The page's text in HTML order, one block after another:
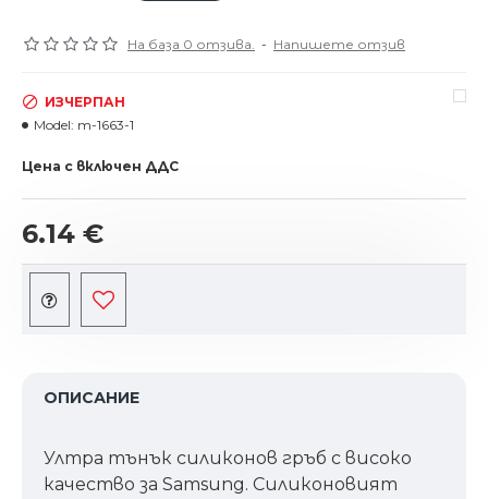
На база 0 отзива. - Напишете отзив
6.14 €
ИЗЧЕРПАН
Model: m-1663-1
Цена с включен ДДС
ОПИСАНИЕ
Ултра тънък силиконов гръб с високо
качество за Samsung. Силиконовият